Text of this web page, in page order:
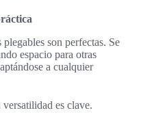
plegables son perfectas. Se
espacio para otras
a cualquier
es clave.